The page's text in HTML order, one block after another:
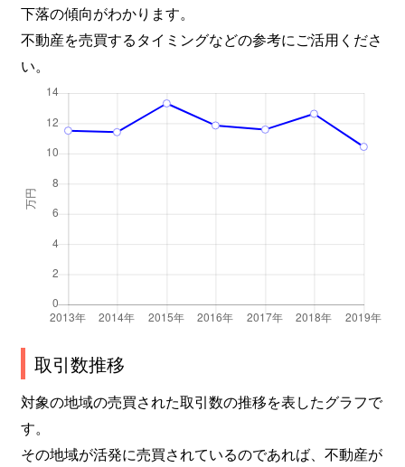
下落の傾向がわかります。
不動産を売買するタイミングなどの参考にご活用くださ
い。
取引数推移
対象の地域の売買された取引数の推移を表したグラフで
す。
その地域が活発に売買されているのであれば、不動産が